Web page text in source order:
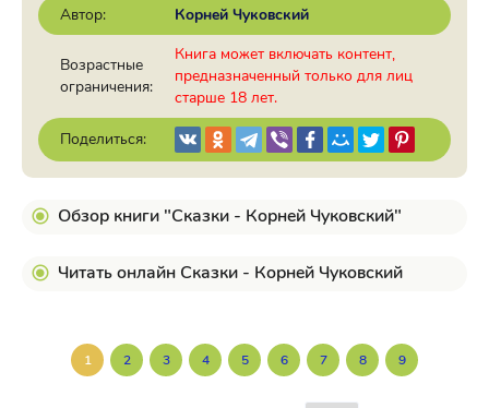
Автор:
Корней Чуковский
Возрастные
ограничения:
Книга может включать контент,
предназначенный только для лиц
старше 18 лет.
Поделиться:
Обзор книги "Сказки - Корней Чуковский"
Читать онлайн Сказки - Корней Чуковский
1 2 3 4 5 6 7 8 9